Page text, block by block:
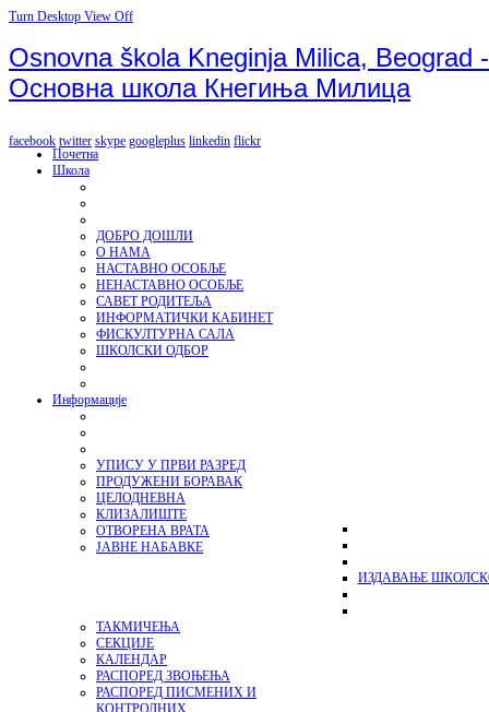
Turn Desktop View Off
Osnovna škola Kneginja Milica, Beograd -
Основна школа Кнегиња Милица
facebook twitter skype googleplus linkedin flickr
Почетна
Школа
ДОБРО ДОШЛИ
О НАМА
НАСТАВНО ОСОБЉЕ
НЕНАСТАВНО ОСОБЉЕ
САВЕТ РОДИТЕЉА
ИНФОРМАТИЧКИ КАБИНЕТ
ФИСКУЛТУРНА САЛА
ШКОЛСКИ ОДБОР
Информације
УПИСУ У ПРВИ РАЗРЕД
ПРОДУЖЕНИ БОРАВАК
ЦЕЛОДНЕВНА
КЛИЗАЛИШТЕ
ОТВОРЕНА ВРАТА
ЈАВНЕ НАБАВКЕ
ИЗДАВАЊЕ
ТАКМИЧЕЊА
СЕКЦИЈЕ
КАЛЕНДАР
РАСПОРЕД ЗВОЊЕЊА
РАСПОРЕД ПИСМЕНИХ И
КОНТРОЛНИХ